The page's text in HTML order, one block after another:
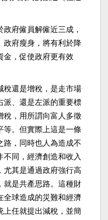
府僱員解僱近三成，
政府瘦身，將有利於降
金，促使政府更有效
稅還是增稅，是走市場
派、還是左派的重要標
稅，用所謂向富人多徵
等。但實際上這是一條
路，同時也人為造成不
同，經濟創造和收入
尤其是通過政府強行高
就是共產思路。這種財
全球造成的災難和經濟
上任就提出減稅，並簡